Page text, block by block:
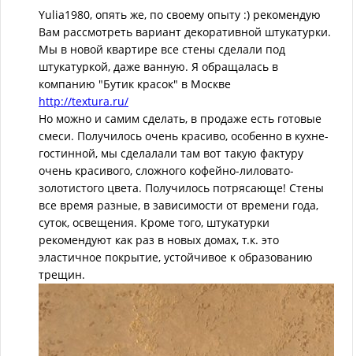
Yulia1980, опять же, по своему опыту :) рекомендую
Вам рассмотреть вариант декоративной штукатурки.
Мы в новой квартире все стены сделали под
штукатуркой, даже ванную. Я обращалась в
компанию "Бутик красок" в Москве
http://textura.ru/
Но можно и самим сделать, в продаже есть готовые
смеси. Получилось очень красиво, особенно в кухне-
гостинной, мы сделалали там вот такую фактуру
очень красивого, сложного кофейно-лиловато-
золотистого цвета. Получилось потрясающе! Стены
все время разные, в зависимости от времени года,
суток, освещения. Кроме того, штукатурки
рекомендуют как раз в новых домах, т.к. это
эластичное покрытие, устойчивое к образованию
трещин.